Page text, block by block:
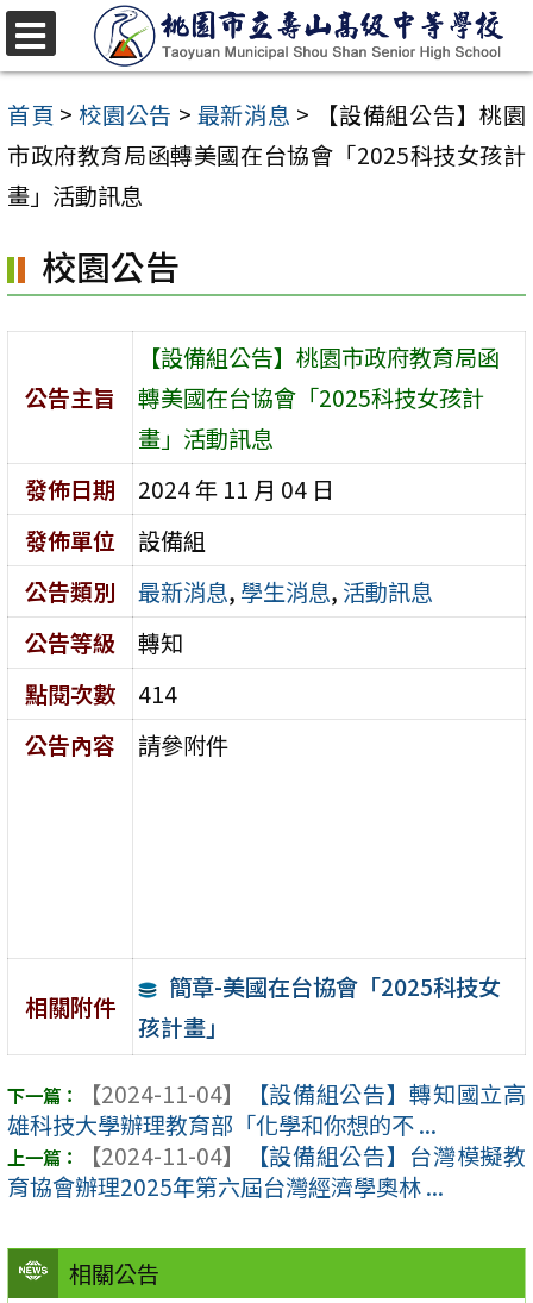
跳
至
主
要
內
區
首頁 > 校園公告 > 最新消息 >
【設備組公告】桃園
市政府教育局函轉美國在台協會「2025科技女孩計
畫」活動訊息
相關公告
校園公告
公告主旨
【設備組公告】桃園市政府教育局函
轉美國在台協會「2025科技女孩計
畫」活動訊息
發佈日期
2024 年 11 月 04 日
發佈單位
設備組
公告類別
最新消息, 學生消息, 活動訊息
公告等級
轉知
點閱次數
414
公告內容
請參附件
相關附件
簡章-美國在台協會「2025科技女
孩計畫」
【2024-11-04】
【設備組公告】轉知國立高
雄科技大學辦理教育部「化學和你想的不 ...
【2024-11-04】
【設備組公告】台灣模擬教
育協會辦理2025年第六屆台灣經濟學奧林 ...
選
單